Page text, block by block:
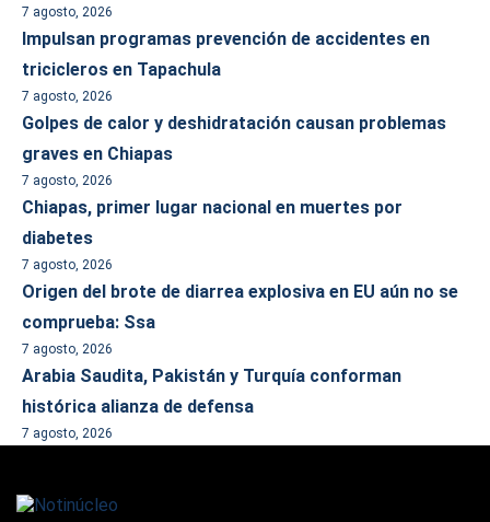
7 agosto, 2026
Impulsan programas prevención de accidentes en
tricicleros en Tapachula
7 agosto, 2026
Golpes de calor y deshidratación causan problemas
graves en Chiapas
7 agosto, 2026
Chiapas, primer lugar nacional en muertes por
diabetes
7 agosto, 2026
Origen del brote de diarrea explosiva en EU aún no se
comprueba: Ssa
7 agosto, 2026
Arabia Saudita, Pakistán y Turquía conforman
histórica alianza de defensa
7 agosto, 2026